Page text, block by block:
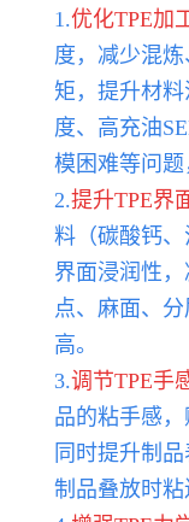
1.优化TPE加
度，减少混
矩，提升材
度、高充油
模困难等问题
2.提升TPE界
料（碳酸钙
界面浸润性
点、麻面、
高。
3.调节TPE手
品的粘手感，
同时提升制
制品叠放时粘